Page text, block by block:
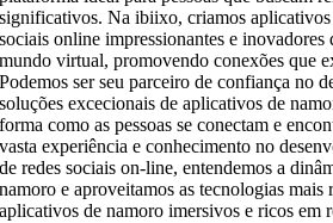
significativos. Na ibiixo, criamos aplicativos
sociais online impressionantes e inovadores
mundo virtual, promovendo conexões que
Podemos ser seu parceiro de confiança no
soluções excecionais de aplicativos de
forma como as pessoas se conectam e
vasta experiência e conhecimento no
de redes sociais on-line, entendemos a
namoro e aproveitamos as tecnologias mais
aplicativos de namoro imersivos e ricos em